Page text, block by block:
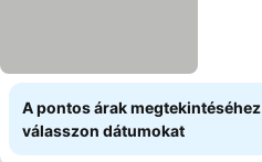
A pontos árak megtekintéséhez
válasszon dátumokat